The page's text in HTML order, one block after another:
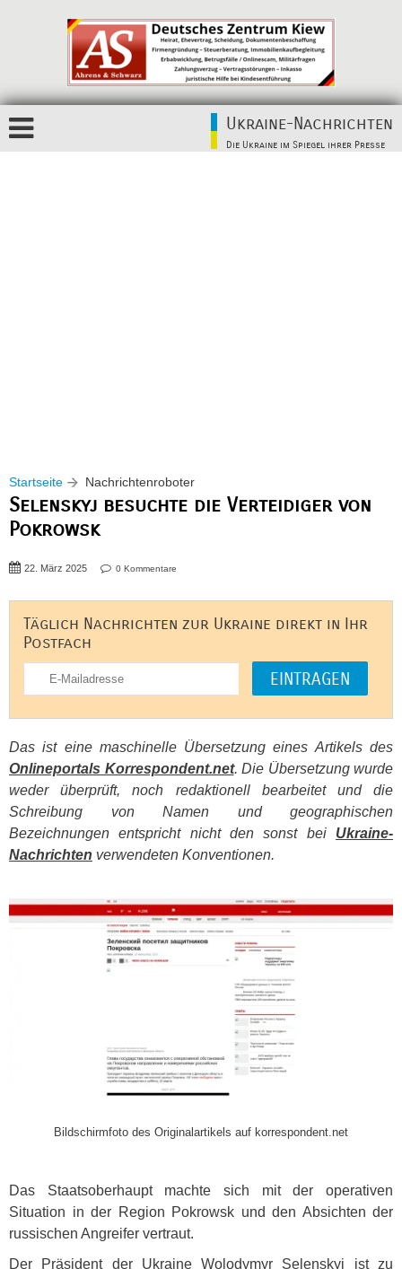
Ukraine-Nachrichten
Die Ukraine im Spiegel ihrer Presse
Startseite Nachrichtenroboter
Selenskyj besuchte die Verteidiger von
Pokrowsk
22. März 2025 0 Kommentare
Täglich Nachrichten zur Ukraine direkt in Ihr
Postfach
Das ist eine maschinelle Übersetzung eines Artikels des
Onlineportals Korrespondent.net. Die Übersetzung wurde
weder überprüft, noch redaktionell bearbeitet und die
Schreibung von Namen und geographischen
Bezeichnungen entspricht nicht den sonst bei Ukraine-
Nachrichten verwendeten Konventionen.
Bildschirmfoto des Originalartikels auf korrespondent.net
Das Staatsoberhaupt machte sich mit der operativen
Situation in der Region Pokrowsk und den Absichten der
russischen Angreifer vertraut.
Der Präsident der Ukraine Wolodymyr Selenskyj ist zu